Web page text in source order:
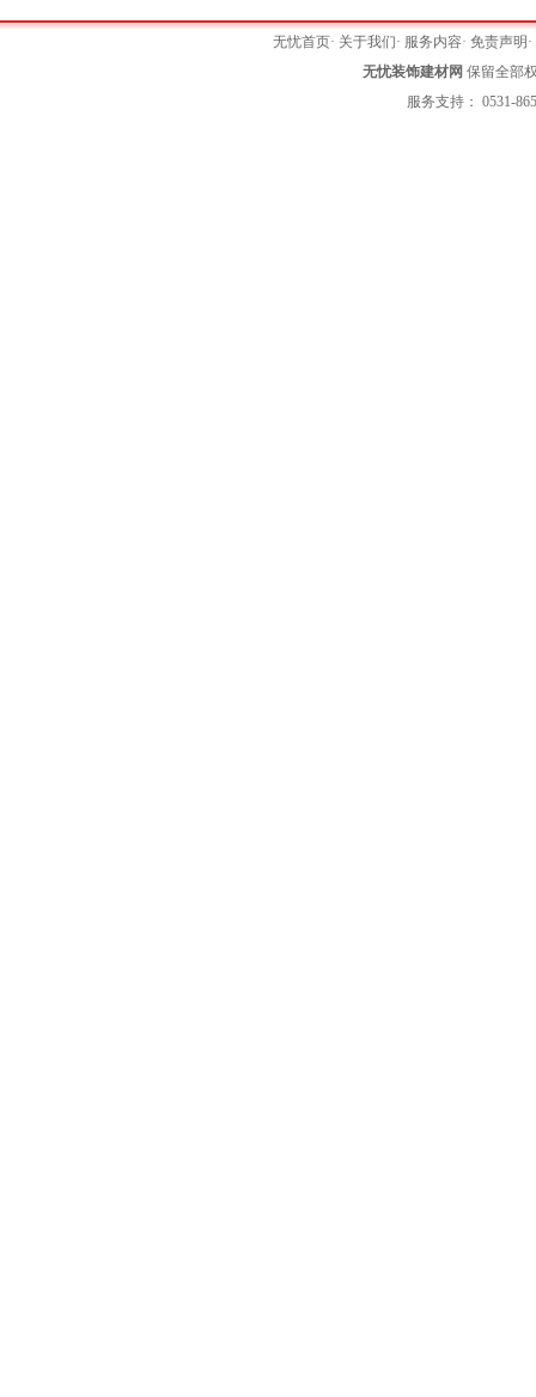
无忧首页· 关于我们· 服务内容·免责声明 ·
无忧装饰建材网 保留全部
服务支持： 0531-